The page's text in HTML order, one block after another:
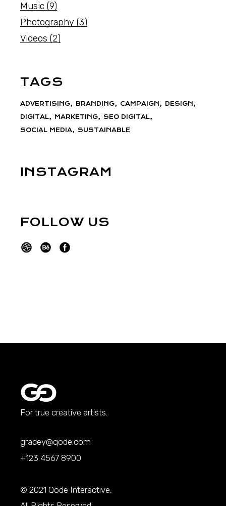
Music (9)
Photography (3)
Videos (2)
TAGS
ADVERTISING BRANDING CAMPAIGN
DESIGN
DIGITAL
MARKETING
SEO DIGITAL
SOCIAL MEDIA
SUSTAINABLE
INSTAGRAM
FOLLOW US
For true creative artists.
gracey@qode.com
+123 4567 8900
© 2021Qode Interactive,